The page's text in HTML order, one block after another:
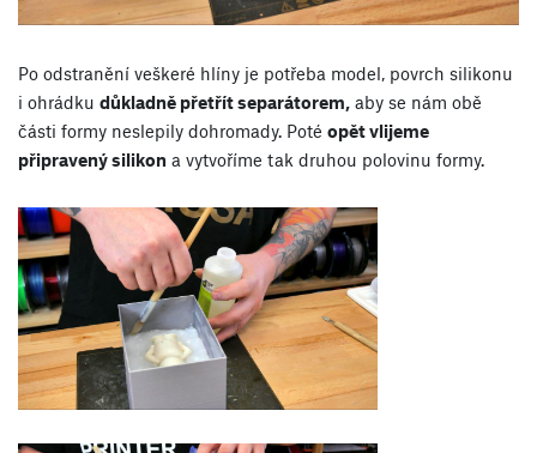
Po odstranění veškeré hlíny je potřeba model, povrch silikonu
i ohrádku důkladně přetřít separátorem, aby se nám obě
části formy neslepily dohromady. Poté opět vlijeme
připravený silikon a vytvoříme tak druhou polovinu formy.